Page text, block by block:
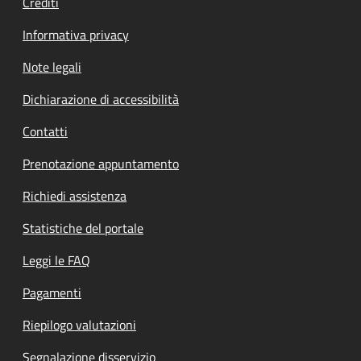
Informativa privacy
Note legali
Dichiarazione di accessibilità
Contatti
Prenotazione appuntamento
Richiedi assistenza
Statistiche del portale
Leggi le FAQ
Pagamenti
Riepilogo valutazioni
Segnalazione disservizio